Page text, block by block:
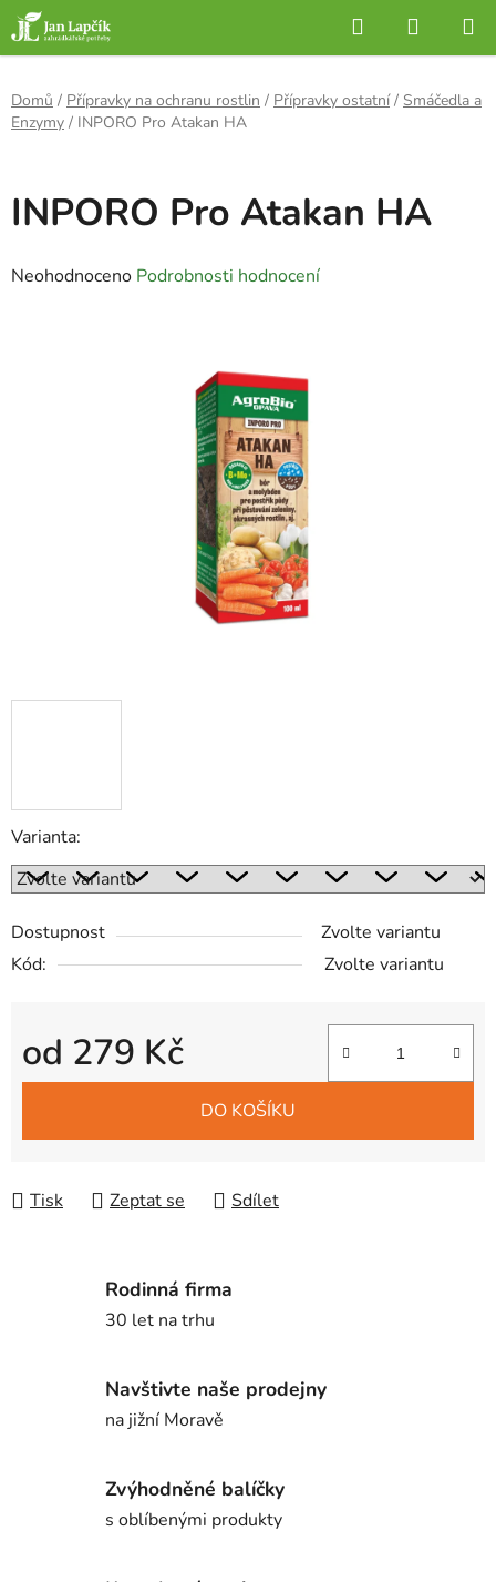
Přejít
na
obsah
Hledat
KOŠÍK
Domů / Přípravky na ochranu rostlin / Přípravky ostatní / Smáčedla a
Enzymy / INPORO Pro Atakan HA
Varianta:
Dostupnost
Zvolte variantu
Kód:
Zvolte variantu
od 279 Kč
Měrná cena:
DO KOŠÍKU
Tisk Zeptat se Sdílet
INPORO Pro Atakan HA
Průměrné
Neohodnoceno Podrobnosti hodnocení
Rodinná firma
30 let na trhu
Navštivte naše prodejny
na jižní Moravě
Zvýhodněné balíčky
s oblíbenými produkty